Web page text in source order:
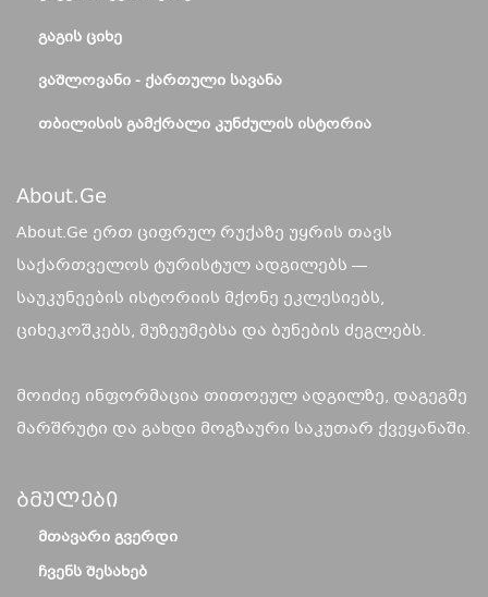
ᲒᲐᲒᲘᲡ ᲪᲘᲮᲔ
ᲕᲐᲨᲚᲝᲕᲐᲜᲘ - ᲥᲐᲠᲗᲣᲚᲘ ᲡᲐᲕᲐᲜᲐ
ᲗᲑᲘᲚᲘᲡᲘᲡ ᲒᲐᲛᲥᲠᲐᲚᲘ ᲙᲣᲜᲫᲣᲚᲘᲡ ᲘᲡᲢᲝᲠᲘᲐ
About.ge
About.Ge ერთ ციფრულ რუქაზე უყრის თავს
საქართველოს ტურისტულ ადგილებს —
საუკუნეების ისტორიის მქონე ეკლესიებს,
ციხეკოშკებს, მუზეუმებსა და ბუნების ძეგლებს.
მოიძიე ინფორმაცია თითოეულ ადგილზე, დაგეგმე
მარშრუტი და გახდი მოგზაური საკუთარ ქვეყანაში.
Ბმულები
ᲛᲗᲐᲕᲐᲠᲘ ᲒᲕᲔᲠᲓᲘ
ᲩᲕᲔᲜᲡ ᲨᲔᲡᲐᲮᲔᲑ